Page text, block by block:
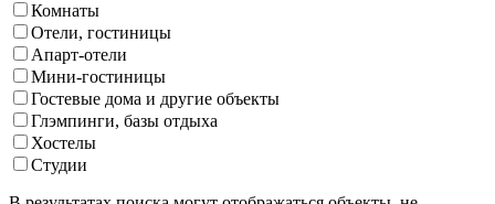
Комнаты
Отели, гостиницы
Апарт-отели
Мини-гостиницы
Гостевые дома и другие объекты
Глэмпинги, базы отдыха
Хостелы
Студии